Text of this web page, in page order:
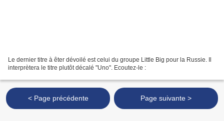
Le dernier titre à êter dévoilé est celui du groupe Little Big pour la Russie. Il
interprètera le titre plutôt décalé "Uno". Ecoutez-le :
< Page précédente Page suivante >